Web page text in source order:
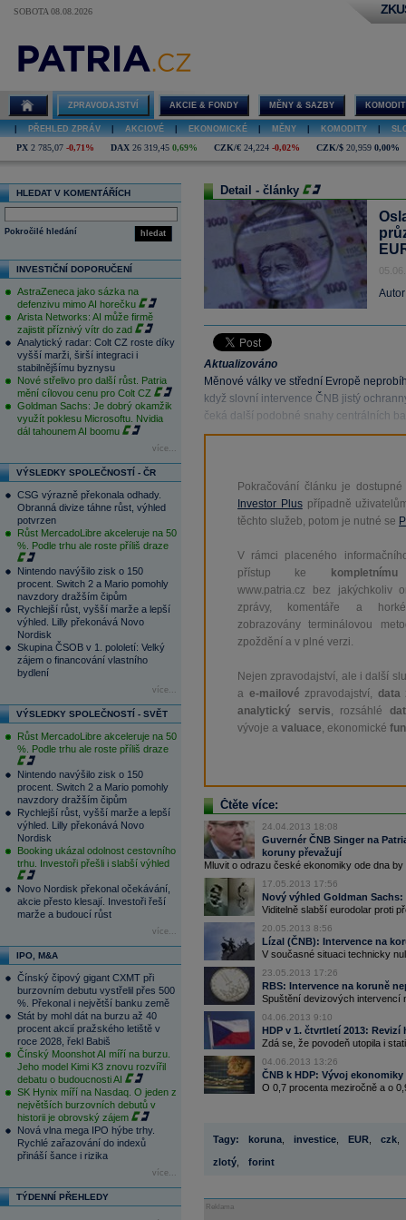
SOBOTA 08.08.2026
ZPRAVODAJSTVÍ AKCIE & FONDY MĚNY & SAZBY
PŘEHLED ZPRÁV AKCIOVÉ EKONOMICKÉ MĚNY KOMODITY
PX 2 785,07 -0,71% DAX 26 319,45 0,69% CZK/€ 24,224 -0,02% CZK/$ 20,959 0,00%
HLEDAT V KOMENTÁŘÍCH
hledat
Pokročilé hledání
INVESTIČNÍ DOPORUČENÍ
AstraZeneca jako sázka na
defenzivu mimo AI horečku
Arista Networks: AI může firmě
zajistit příznivý vítr do zad
Analytický radar: Colt CZ roste díky
vyšší marži, širší integraci i
stabilnějšímu byznysu
Nové střelivo pro další růst. Patria
mění cílovou cenu pro Colt CZ
Goldman Sachs: Je dobrý okamžik
využít poklesu Microsoftu. Nvidia
dál tahounem AI boomu
více...
VÝSLEDKY SPOLEČNOSTÍ - ČR
CSG výrazně překonala odhady.
Obranná divize táhne růst, výhled
potvrzen
Růst MercadoLibre akceleruje na 50
%. Podle trhu ale roste příliš draze
Nintendo navýšilo zisk o 150
procent. Switch 2 a Mario pomohly
navzdory dražším čipům
Rychlejší růst, vyšší marže a lepší
výhled. Lilly překonává Novo
Nordisk
Skupina ČSOB v 1. pololetí: Velký
zájem o financování vlastního
bydlení
více...
VÝSLEDKY SPOLEČNOSTÍ - SVĚT
Růst MercadoLibre akceleruje na 50
%. Podle trhu ale roste příliš draze
Nintendo navýšilo zisk o 150
procent. Switch 2 a Mario pomohly
navzdory dražším čipům
Rychlejší růst, vyšší marže a lepší
výhled. Lilly překonává Novo
Nordisk
Booking ukázal odolnost cestovního
trhu. Investoři přešli i slabší výhled
Novo Nordisk překonal očekávání,
akcie přesto klesají. Investoři řeší
marže a budoucí růst
více...
IPO, M&A
Čínský čipový gigant CXMT při
burzovním debutu vystřelil přes 500
%. Překonal i největší banku země
Stát by mohl dát na burzu až 40
procent akcií pražského letiště v
roce 2028, řekl Babiš
Čínský Moonshot AI míří na burzu.
Jeho model Kimi K3 znovu rozvířil
debatu o budoucnosti AI
SK Hynix míří na Nasdaq. O jeden z
největších burzovních debutů v
historii je obrovský zájem
Nová vlna mega IPO hýbe trhy.
Rychlé zařazování do indexů
přináší šance i rizika
více...
TÝDENNÍ PŘEHLEDY
Detail - články
Aktualizováno
Měnové války ve střední Evropě
když slovní intervence ČNB jistý
čeká další podobné snahy centrálních
Pokračování článku je
Investor Pluspřípadně
těchto služeb, potom je nutné se
V rámci placeného
přístup ke
www.patria.cz bez jakýchkoliv
zprávy, komentáře a
zobrazovány terminálovou
zpoždění a v plné verzi.
Nejen zpravodajství, ale i další
a e-mailové zpravodajství, data
analytický servis, rozsáhlé
vývoje a valuace, ekonomické
Čtěte více:
24.04.2013 18:08
Guvernér ČNB Singer na
koruny převažují
Mluvit o odrazu české ekonomiky ode dna
17.05.2013 17:56
Nový výhled Goldman
Viditelně slabší eurodolar proti
20.05.2013 8:56
Lízal (ČNB): Intervence na
V současné situaci technicky
23.05.2013 17:26
RBS: Intervence na koruně
Spuštění devizových intervencí
04.06.2013 9:10
HDP v 1. čtvrtletí 2013: Revizí
Zdá se, že povodeň utopila i
04.06.2013 13:26
ČNB k HDP: Vývoj
O 0,7 procenta meziročně a o
Tagy: koruna investice EUR czk
zlotý forint
Reklama